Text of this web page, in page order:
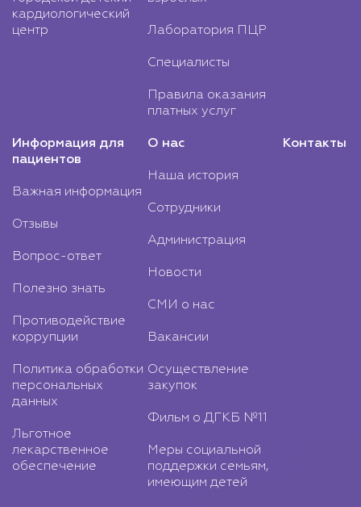
кардиологический
центр
Лаборатория ПЦР
Специалисты
Правила оказания
платных услуг
Информация для
пациентов
Важная информация
Отзывы
Вопрос-ответ
Полезно знать
Противодействие
коррупции
Политика обработки
персональных
данных
Льготное
лекарственное
обеспечение
О нас
Наша история
Сотрудники
Администрация
Новости
СМИ о нас
Вакансии
Осуществление
закупок
Фильм о ДГКБ №11
Меры социальной
поддержки семьям,
имеющим детей
Контакты